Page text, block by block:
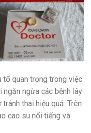
tố quan trọng trong việc
ngừa các bệnh lây
thai hiệu quả. Trên
cao su nổi tiếng và